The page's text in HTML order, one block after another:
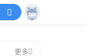
更多